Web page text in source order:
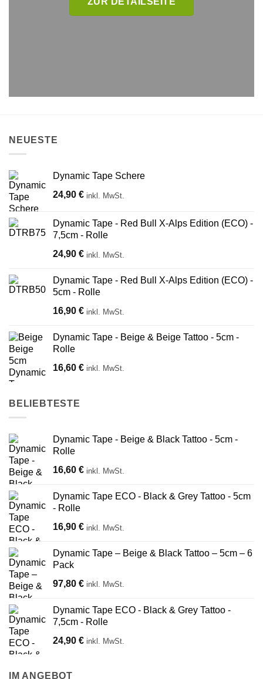
NEUESTE
Dynamic Tape Schere
24,90 € inkl. MwSt.
Dynamic Tape - Red Bull X-Alps Edition (ECO) -
7,5cm - Rolle
24,90 € inkl. MwSt.
Dynamic Tape - Red Bull X-Alps Edition (ECO) -
5cm - Rolle
16,90 € inkl. MwSt.
Dynamic Tape - Beige & Beige Tattoo - 5cm -
Rolle
16,60 € inkl. MwSt.
BELIEBTESTE
Dynamic Tape - Beige & Black Tattoo - 5cm -
Rolle
16,60 € inkl. MwSt.
Dynamic Tape ECO - Black & Grey Tattoo - 5cm
- Rolle
16,90 € inkl. MwSt.
Dynamic Tape – Beige & Black Tattoo – 5cm – 6
Pack
97,80 € inkl. MwSt.
Dynamic Tape ECO - Black & Grey Tattoo -
7,5cm - Rolle
24,90 € inkl. MwSt.
IM ANGEBOT